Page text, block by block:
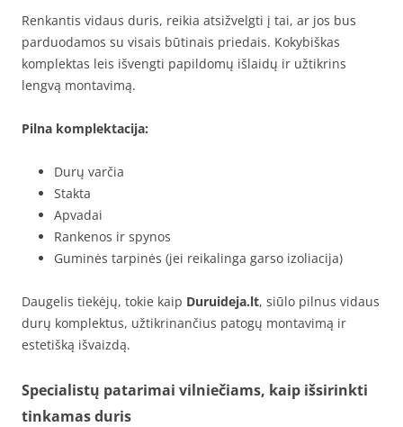
Renkantis vidaus duris, reikia atsižvelgti į tai, ar jos bus
parduodamos su visais būtinais priedais. Kokybiškas
komplektas leis išvengti papildomų išlaidų ir užtikrins
lengvą montavimą.
Pilna komplektacija:
Durų varčia
Stakta
Apvadai
Rankenos ir spynos
Guminės tarpinės (jei reikalinga garso izoliacija)
Daugelis tiekėjų, tokie kaip Duruideja.lt, siūlo pilnus vidaus
durų komplektus, užtikrinančius patogų montavimą ir
estetišką išvaizdą.
Specialistų patarimai vilniečiams, kaip išsirinkti
tinkamas duris